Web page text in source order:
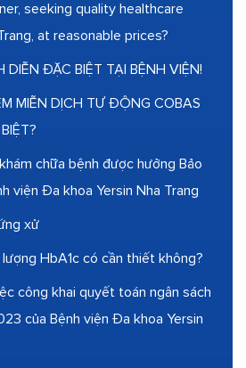
seeking quality healthcare
at reasonable prices?
DIỄN ĐẶC BIỆT TẠI BỆNH VIỆN!
MIỄN DỊCH TỰ ĐỘNG COBAS
chữa bệnh được hưởng Bảo
viện Đa khoa Yersin Nha Trang
xử
HbA1c có cần thiết không?
công khai quyết toán ngân sách
của Bệnh viện Đa khoa Yersin